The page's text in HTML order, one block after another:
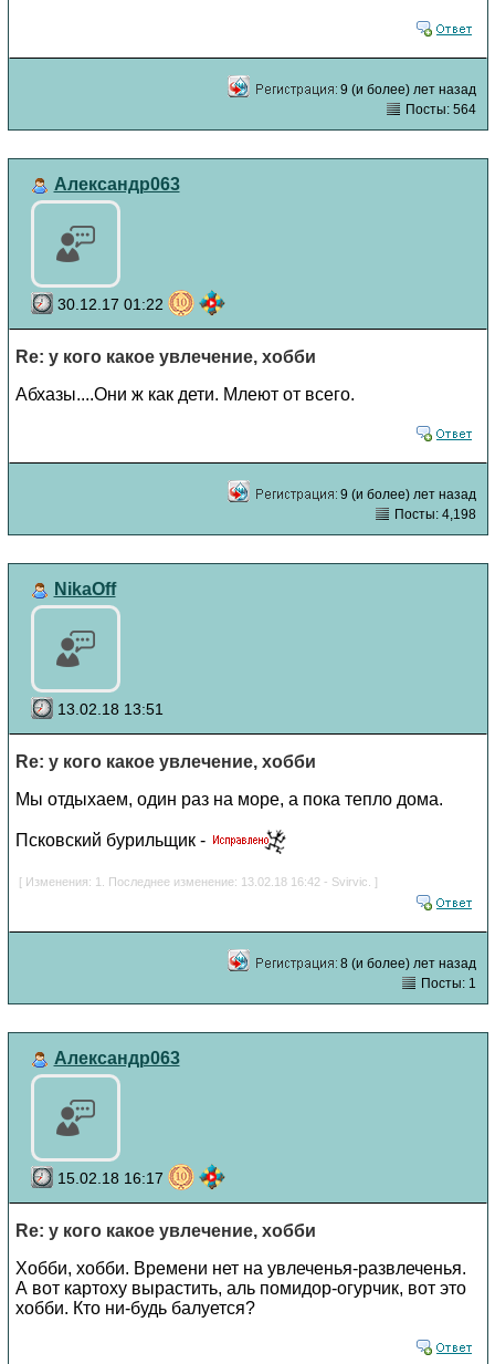
9 (и более) лет назад
Посты: 564
Александр063
30.12.17 01:22
Re: у кого какое увлечение, хобби
Абхазы....Они ж как дети. Млеют от всего.
9 (и более) лет назад
Посты: 4,198
NikaOff
13.02.18 13:51
Re: у кого какое увлечение, хобби
Мы отдыхаем, один раз на море, а пока тепло дома.
Псковский бурильщик -
[ Изменения: 1. Последнее изменение: 13.02.18 16:42 - Svirvic. ]
8 (и более) лет назад
Посты: 1
Александр063
15.02.18 16:17
Re: у кого какое увлечение, хобби
Хобби, хобби. Времени нет на увлеченья-развлеченья.
А вот картоху вырастить, аль помидор-огурчик, вот это
хобби. Кто ни-будь балуется?